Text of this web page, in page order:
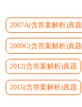
2007A(含答案解析)真题
2009C(含答案解析)真题
2012(含答案解析)真题
2015(含答案解析)真题